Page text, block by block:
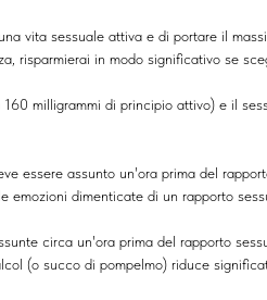
vita sessuale attiva e di portare il
in modo significativo se
milligrammi di principio attivo) e il
essere assunto un'ora prima del
dimenticate di un rapporto
circa un'ora prima del rapporto
(o succo di pompelmo) riduce